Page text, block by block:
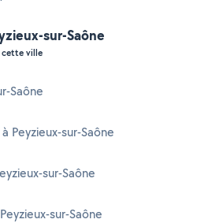
sur-Saône
cette ville
Saône
Peyzieux-sur-Saône
sur-Saône
sur-Saône